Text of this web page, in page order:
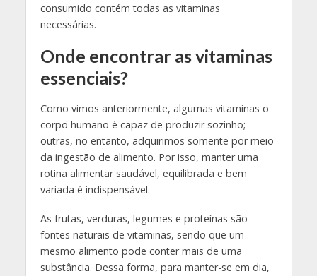
consumido contém todas as vitaminas
necessárias.
Onde encontrar as vitaminas
essenciais?
Como vimos anteriormente, algumas vitaminas o
corpo humano é capaz de produzir sozinho;
outras, no entanto, adquirimos somente por meio
da ingestão de alimento. Por isso, manter uma
rotina alimentar saudável, equilibrada e bem
variada é indispensável.
As frutas, verduras, legumes e proteínas são
fontes naturais de vitaminas, sendo que um
mesmo alimento pode conter mais de uma
substância. Dessa forma, para manter-se em dia,